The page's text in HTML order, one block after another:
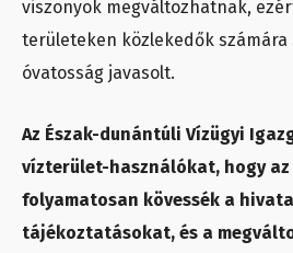
viszonyok megváltozhatnak,
területeken közlekedők
óvatosság javasolt.
Az Észak-dunántúli Vízügyi
vízterület-használókat, hogy
folyamatosan kövessék a
tájékoztatásokat, és a